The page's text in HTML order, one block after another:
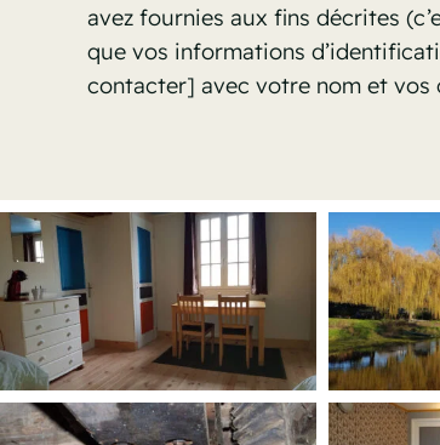
avez fournies aux fins décrites
que vos informations
contacter] avec votre nom et vos